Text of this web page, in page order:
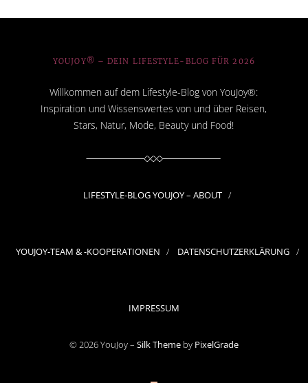
YOUJOY® – DEIN LIFESTYLE-BLOG FÜR 2026
Willkommen auf dem Lifestyle-Blog von YouJoy®:
Inspiration und Wissenswertes von und über Reisen,
Stars, Natur, Mode, Beauty und Food!
LIFESTYLE-BLOG YOUJOY – ABOUT
YOUJOY-TEAM & -KOOPERATIONEN DATENSCHUTZERKLÄRUNG
IMPRESSUM
© 2026 YouJoy – Silk Theme by PixelGrade